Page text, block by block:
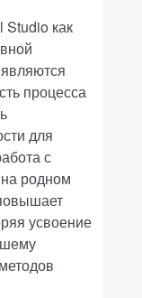
как
процесса
для
с
родном
усвоение